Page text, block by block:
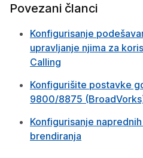
Povezani članci
Konfigurisanje
upravljanje njima za
Calling
Konfigurišite postavke
9800/8875
Konfigurisanje
brendiranja